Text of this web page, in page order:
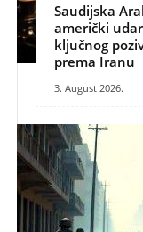
Saudijska
američki
ključnog
prema Iranu
3. August 2026.